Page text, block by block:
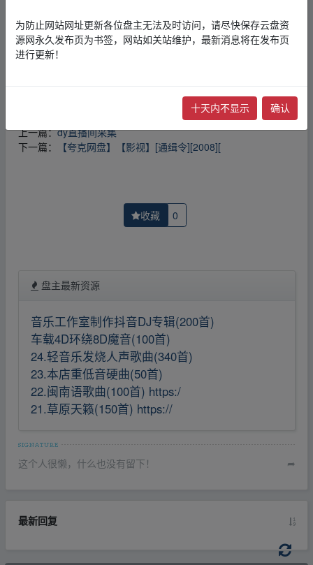
3，本文内所有链接指向的云盘网盘资源，其版权归版权方
所有！其实际管理权为帖子发布者所有，本站无法操作相
关资源。
在侵权后，立即删除相关介绍帖子！
上一篇：dy直播间采集
下一篇：
【夸克网盘】【影视】[通缉令][2008][
收藏 0
盘主最新资源
音乐工作室制作抖音DJ专辑(200首)
车载4D环绕8D魔音(100首)
24.轻音乐发烧人声歌曲(340首)
23.本店重低音硬曲(50首)
22.闽南语歌曲(100首) https:/
21.草原天籁(150首) https://
这个人很懒，什么也没有留下！ ➦
最新回复
为防止网站网址更新各位盘主无法及时访问，请尽快保存云盘资
源网永久发布页为书签，网站如关站维护，最新消息将在发布页
进行更新！
十天内不显示 确认